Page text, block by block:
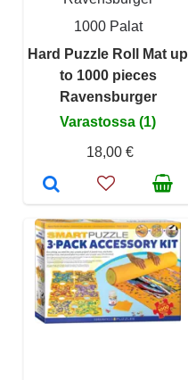
1000 Palat
Hard Puzzle Roll Mat up
to 1000 pieces
Ravensburger
Varastossa (1)
18,00 €